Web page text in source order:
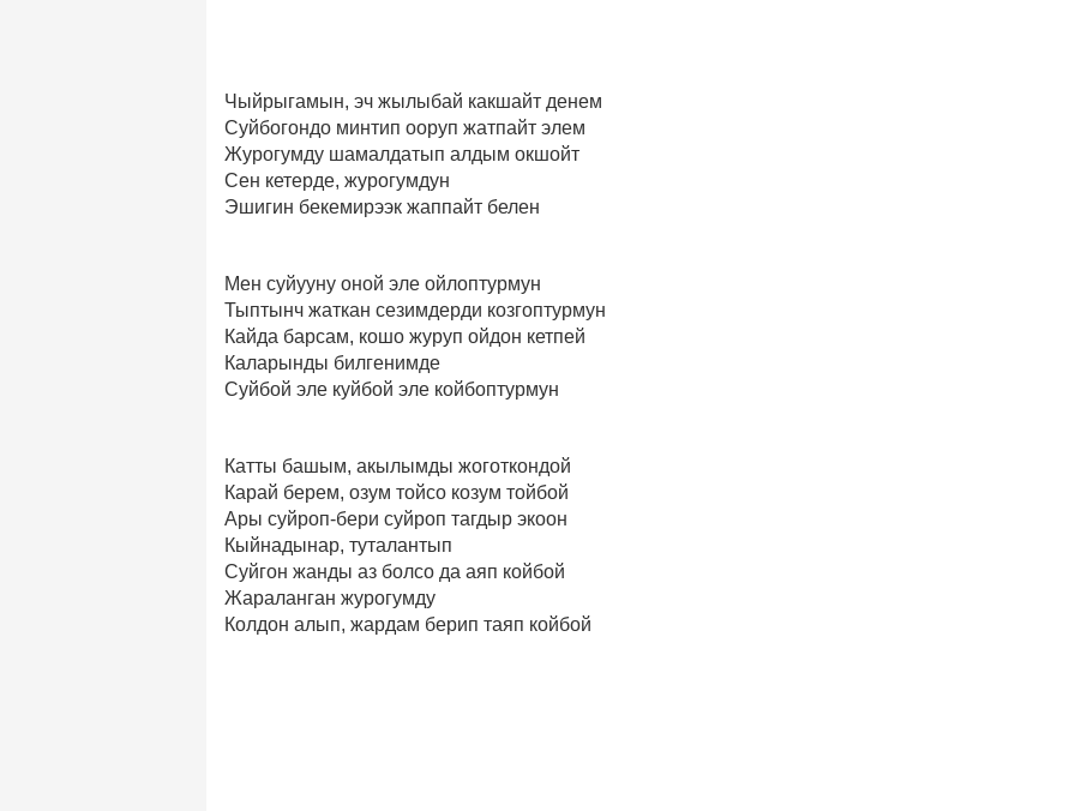
Чыйрыгамын, эч жылыбай какшайт денем
Суйбогондо минтип ооруп жатпайт элем
Журогумду шамалдатып алдым окшойт
Сен кетерде, журогумдун
Эшигин бекемирээк жаппайт белен
Мен суйууну оной эле ойлоптурмун
Тыптынч жаткан сезимдерди козгоптурмун
Кайда барсам, кошо журуп ойдон кетпей
Каларынды билгенимде
Суйбой эле куйбой эле койбоптурмун
Катты башым, акылымды жоготкондой
Карай берем, озум тойсо козум тойбой
Ары суйроп-бери суйроп тагдыр экоон
Кыйнадынар, туталантып
Суйгон жанды аз болсо да аяп койбой
Жараланган журогумду
Колдон алып, жардам берип таяп койбой